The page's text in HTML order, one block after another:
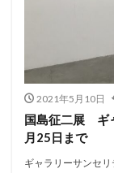
2021年5月10日
国島征二展 ギ
月25日まで
ギャラリーサンセ